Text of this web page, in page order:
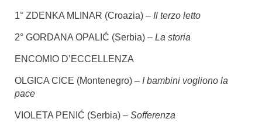
1° ZDENKA MLINAR (Croazia) – Il terzo letto
2° GORDANA OPALIĆ (Serbia) – La storia
ENCOMIO D’ECCELLENZA
OLGICA CICE (Montenegro) – I bambini vogliono la
pace
VIOLETA PENIĆ (Serbia) – Sofferenza